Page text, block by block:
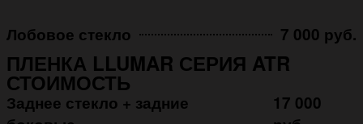
Лобовое стекло 7 000 руб.
ПЛЕНКА LLUMAR СЕРИЯ ATR
СТОИМОСТЬ
Заднее стекло + задние
17 000